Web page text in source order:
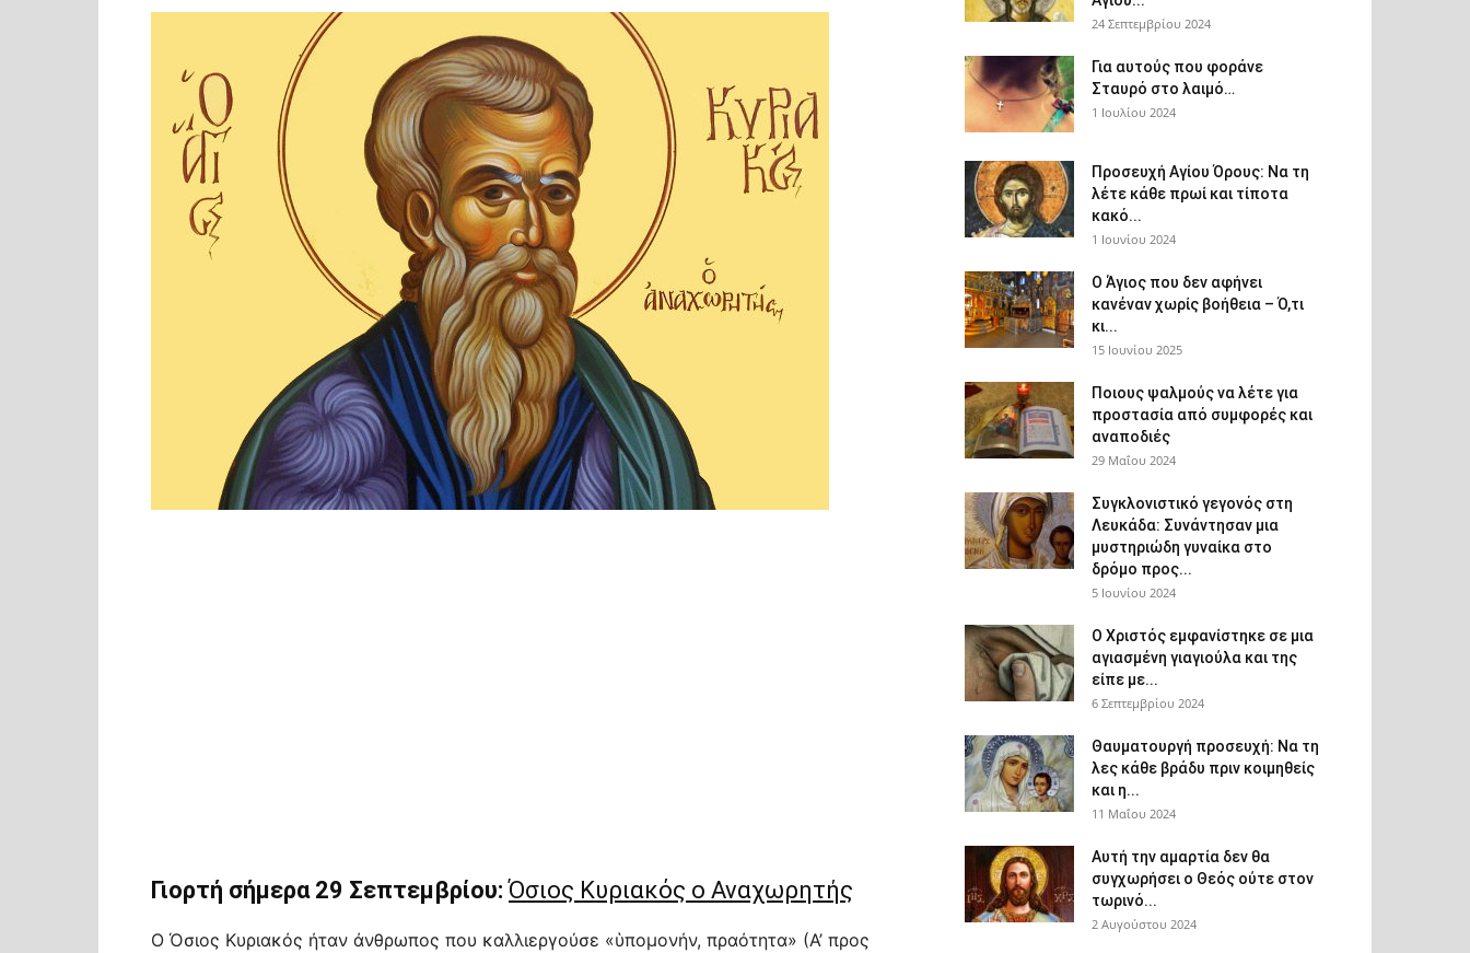
Γιορτή σήμερα 29 Σεπτεμβρίου: Όσιος Κυριακός ο Αναχωρητής
Ο Όσιος Κυριακός ήταν άνθρωπος που καλλιεργούσε «ὑπομονήν, πραότητα» (Α’ προς
24 Σεπτεμβρίου 2024
Για αυτούς που φοράνε
Σταυρό στο λαιμό…
1 Ιουλίου 2024
Προσευχή Αγίου Όρους: Να τη
λέτε κάθε πρωί και τίποτα
κακό...
1 Ιουνίου 2024
Ο Άγιος που δεν αφήνει
κανέναν χωρίς βοήθεια – Ό,τι
κι...
15 Ιουνίου 2025
Ποιους ψαλμούς να λέτε για
προστασία από συμφορές και
αναποδιές
29 Μαΐου 2024
Συγκλονιστικό γεγονός στη
Λευκάδα: Συνάντησαν μια
μυστηριώδη γυναίκα στο
δρόμο προς...
5 Ιουνίου 2024
Ο Χριστός εμφανίστηκε σε μια
αγιασμένη γιαγιούλα και της
είπε με...
6 Σεπτεμβρίου 2024
Θαυματουργή προσευχή: Να τη
λες κάθε βράδυ πριν κοιμηθείς
και η...
11 Μαΐου 2024
Αυτή την αμαρτία δεν θα
συγχωρήσει ο Θεός ούτε στον
τωρινό...
2 Αυγούστου 2024